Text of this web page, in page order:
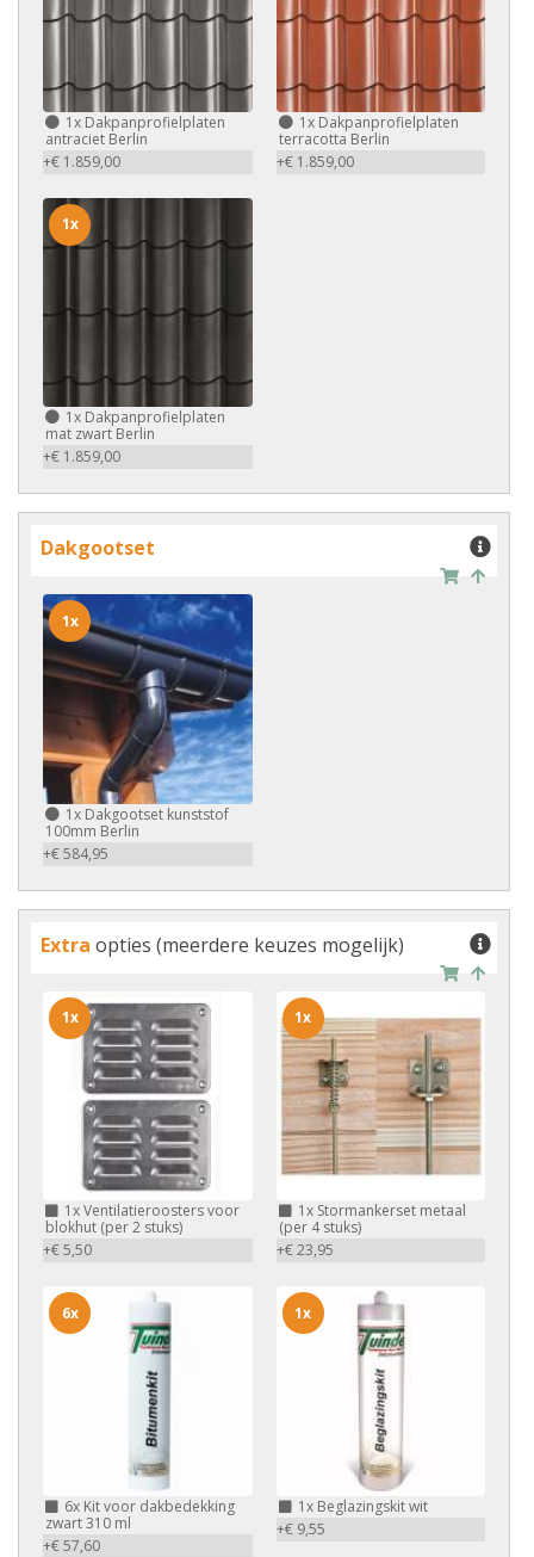
1x Dakpanprofielplaten
antraciet Berlin
+€ 1.859,00
1xDakpanprofielplaten
terracotta Berlin
+€ 1.859,00
1x Dakpanprofielplaten
mat zwart Berlin
+€ 1.859,00
1x
Dakgootset
1x Dakgootset kunststof
100mm Berlin
+€ 584,95
1x
Extra opties (meerdere keuzes mogelijk)
1xVentilatieroosters voor
blokhut (per 2 stuks)
+€ 5,50
1x
1xStormankerset metaal
(per 4 stuks)
+€ 23,95
1x
6x Kit voor dakbedekking
zwart 310 ml
+€ 57,60
6x
1xBeglazingskit wit
+€ 9,55
1x